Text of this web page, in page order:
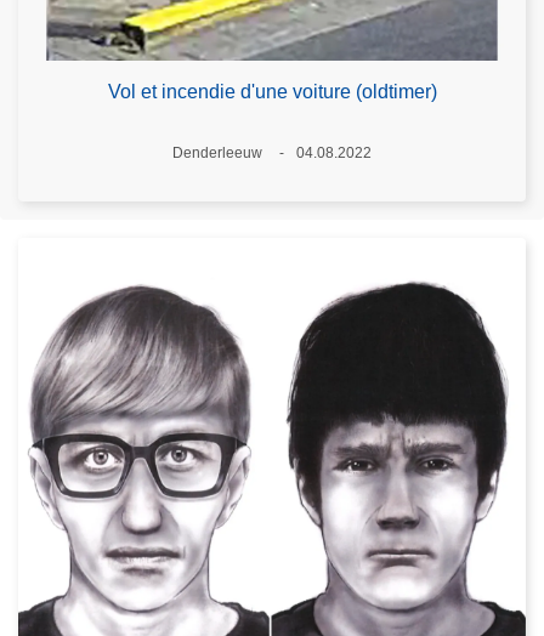
Vol et incendie d'une voiture (oldtimer)
Lieux
Denderleeuw
04.08.2022